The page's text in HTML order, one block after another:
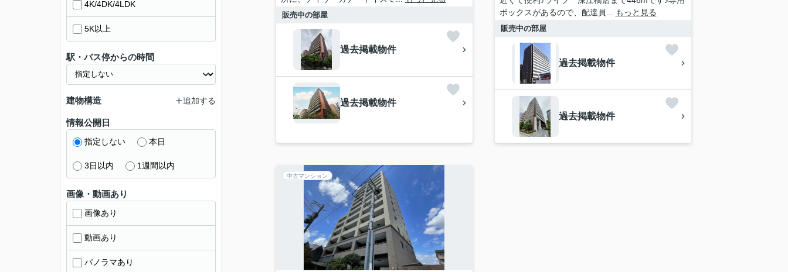
販売中の部屋
過去掲載物件
過去掲載物件
ボックスがあるので、配達員...
もっと見る
販売中の部屋
過去掲載物件
過去掲載物件
中古マンション
4K/4DK/4LDK
5K以上
駅・バス停からの時間
建物構造 追加する
情報公開日
指定しない 本日
3日以内 1週間以内
画像・動画あり
画像あり
動画あり
パノラマあり